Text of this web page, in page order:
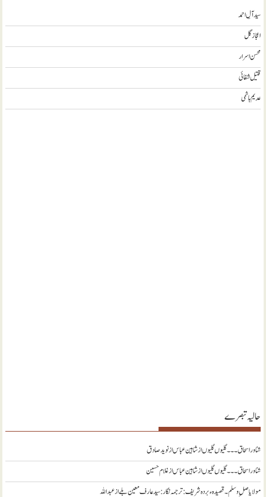
سید آلِ احمد
اعجاز گل
محسن اسرار
قتیل شفائی
عدیم ہاشمی
حالیہ تبصرے
شناور اسحاق ۔۔۔ گلیوں گلیوں از شاہین عباسازنويد صادق
شناور اسحاق ۔۔۔ گلیوں گلیوں از شاہین عباسازغلام حسین
مولا یا صلِ وسلم ۔قصیدہ ء بردہ شریف: ترجمہ نگار : سید عارف معین بلےازعبداللہ